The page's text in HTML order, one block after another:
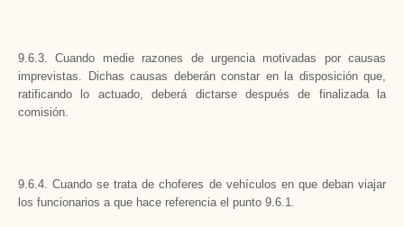
9.6.3. Cuando medie razones de urgencia motivadas por causas
imprevistas. Dichas causas deberán constar en la disposición que,
ratificando lo actuado, deberá dictarse después de finalizada la
comisión.
9.6.4. Cuando se trata de choferes de vehículos en que deban viajar
los funcionarios a que hace referencia el punto 9.6.1.